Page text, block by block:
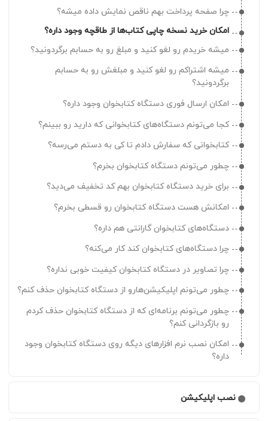
چرا صفحه پرداخت بهم ناقص نمایش داده میشه؟
امکان خرید نسخه چاپی کتاب‌ها از طاقچه وجود داره؟
میشه خریدم رو لغو کنید و مبلغ رو به حسابم برگردونید؟
میشه اشتراکم رو لغو کنید و مبلغش رو به حسابم
برگردونید؟
امکان ارسال فوری دستگاه کتابخوان وجود داره؟
کجا می‌تونم دستگاه‌های کتابخوانی که دارید رو ببینم؟
کتابخوانی که سفارش دادم تا کی به دستم می‌رسه؟
چطور می‌تونم دستگاه کتابخوان بخرم؟
برای خرید دستگاه کتابخوان بهم کد تخفیف می‌دید؟
امکانش هست دستگاه کتابخوان رو قسطی بخرم؟
دستگاه‌های کتابخوان گارانتی هم داره؟
چرا دستگاه‌های کتابخوان کند کار می‌کنه؟
چرا تصاویر در دستگاه کتابخوان کیفیت خوبی نداره؟
چطور می‌تونم اپلیکیشن‌هارو از دستگاه کتابخوان حذف کنم؟
چطور می‌تونم برنامه‌ای که از دستگاه کتابخوان حذف کردم
رو بازگردانی کنم؟
امکان نصب نرم افزارهای دیگه روی دستگاه کتابخوان وجود
داره؟
نصب اپلیکیشن